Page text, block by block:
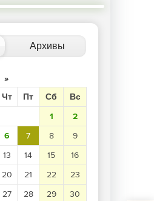
Архивы
»
Чт Пт Сб
Вс
1
2
6 7 8
9
13 14 15
16
20 21 22
23
27 28 29
30